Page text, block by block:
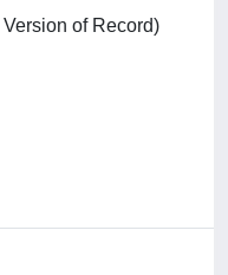
of Record)